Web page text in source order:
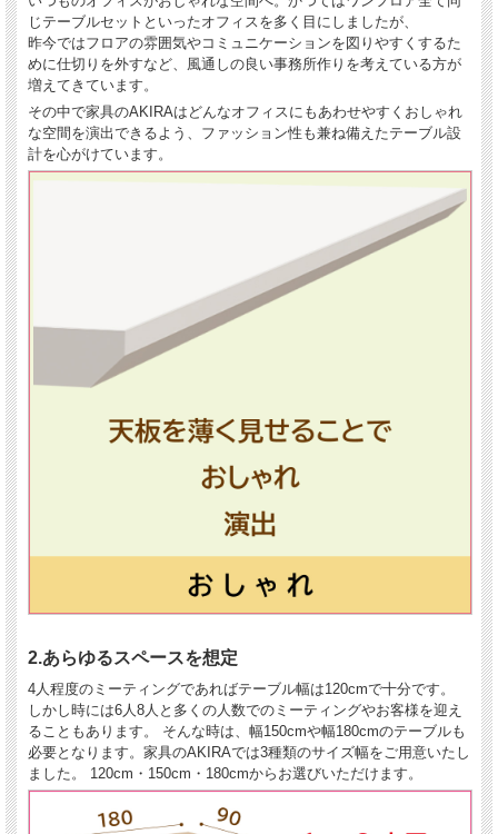
じテーブルセットといったオフィスを多く目にしましたが、
昨今ではフロアの雰囲気やコミュニケーションを図りやすくするた
めに仕切りを外すなど、風通しの良い事務所作りを考えている方が
増えてきています。
その中で家具のAKIRAはどんなオフィスにもあわせやすくおしゃれ
な空間を演出できるよう、ファッション性も兼ね備えたテーブル設
計を心がけています。
2.あらゆるスペースを想定
4人程度のミーティングであればテーブル幅は120cmで十分です。
しかし時には6人8人と多くの人数でのミーティングやお客様を迎え
ることもあります。 そんな時は、幅150cmや幅180cmのテーブルも
必要となります。家具のAKIRAでは3種類のサイズ幅をご用意いたし
ました。 120cm・150cm・180cmからお選びいただけます。